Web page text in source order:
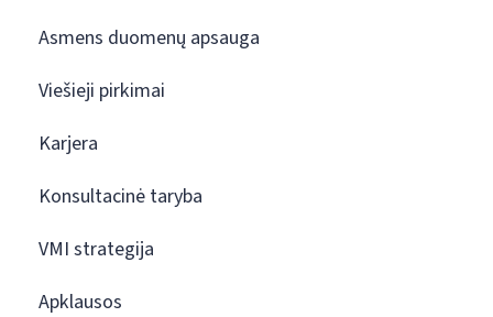
Asmens duomenų apsauga
Viešieji pirkimai
Karjera
Konsultacinė taryba
VMI strategija
Apklausos